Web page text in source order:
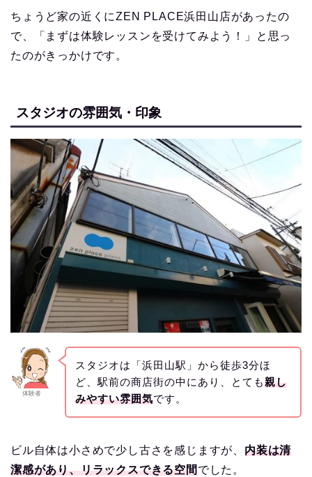
ちょうど家の近くにZEN PLACE浜田山店があったの
で、「まずは体験レッスンを受けてみよう！」と思っ
たのがきっかけです。
スタジオの雰囲気・印象
体験者
スタジオは「浜田山駅」から徒歩3分ほ
ど、駅前の商店街の中にあり、とても親し
みやすい雰囲気です。
ビル自体は小さめで少し古さを感じますが、 内装は清
潔感があり、リラックスできる空間でした。